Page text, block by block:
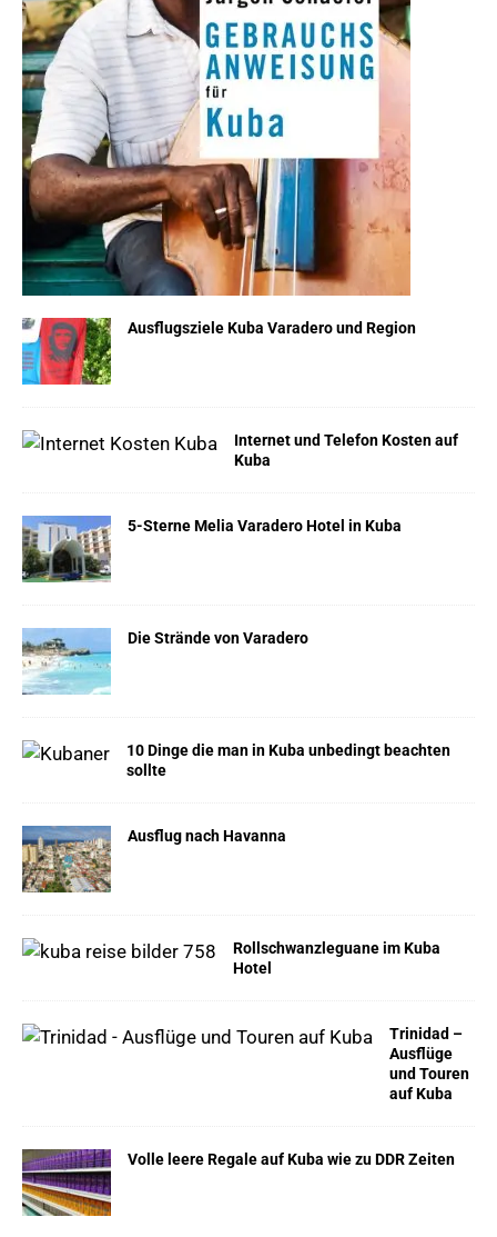
Ausflugsziele Kuba Varadero und Region
Internet und Telefon Kosten auf
Kuba
5-Sterne Melia Varadero Hotel in Kuba
Die Strände von Varadero
10 Dinge die man in Kuba unbedingt beachten
sollte
Ausflug nach Havanna
Rollschwanzleguane im Kuba
Hotel
Trinidad –
Ausflüge
und Touren
auf Kuba
Volle leere Regale auf Kuba wie zu DDR Zeiten